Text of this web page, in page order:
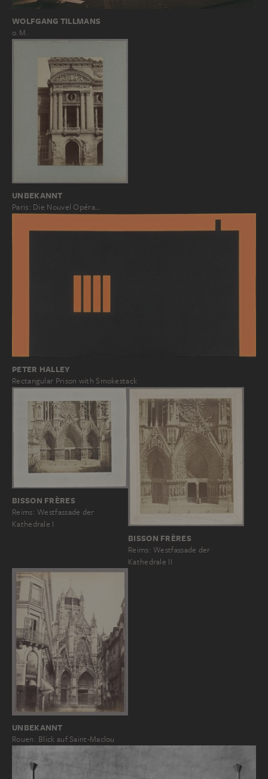
WOLFGANG TILLMANS
o.M.
UNBEKANNT
Paris: Die Nouvel Opéra…
PETER HALLEY
Rectangular Prison with Smokestack
BISSON FRÈRES
Reims: Westfassade der
Kathedrale I
BISSON FRÈRES
Reims: Westfassade der
Kathedrale II
UNBEKANNT
Rouen: Blick auf Saint-Maclou